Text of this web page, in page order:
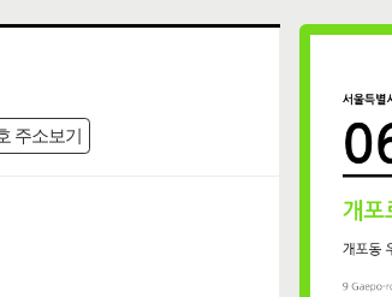
주소보기